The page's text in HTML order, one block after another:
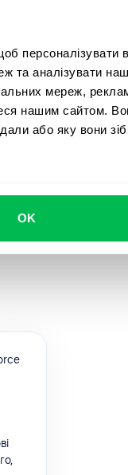
персоналізувати
та аналізувати
мереж,
нашим сайтом.
або яку вони
OK
мережі та
зустрічей у
свій досвід